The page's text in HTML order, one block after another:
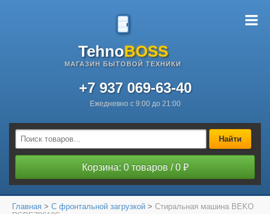
TehnoBOSS
МАГАЗИН БЫТОВОЙ ТЕХНИКИ
+7 937 069-63-40
Ежедневно с 9:00 до 21:00
Найти
Корзина: 0 товаров / 0 ₽
Главная > С фронтальной загрузкой > Стиральная машина BEKO